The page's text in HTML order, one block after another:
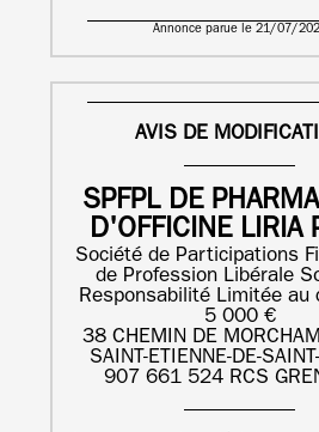
Annonce parue le 21/07/
AVIS DE
SPFPL DE
D'OFFICINE LIRIA
Société de Participations
de Profession Libérale
Responsabilité Limitée au
5 000 €
38 CHEMIN DE
SAINT-ETIENNE-DE-
907 661 524 RCS